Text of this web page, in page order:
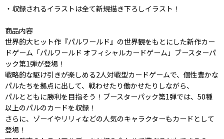
・収録されるイラストは全て新規描き下ろしイラスト！
商品内容
世界的大ヒット作『パルワールド』の世界観をもとにした新作カー
ドゲーム「パルワールド オフィシャルカードゲーム」ブースターパ
ック第1弾が登場！
戦略的な駆け引きが楽しめる2人対戦型カードゲームで、個性豊かな
パルたちを拠点に出して、戦わせたり働かせたりしながら、
パルとともに勝利を目指そう！ブースターパック第1弾では、50種
以上のパルのカードを収録！
さらに、ゾーイやリリィなどの人気のキャラクターもカードとして
登場！